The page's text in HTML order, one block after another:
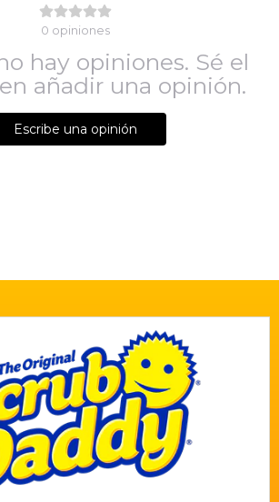
0 opiniones
hay opiniones. Sé el
añadir una opinión.
Escribe una opinión